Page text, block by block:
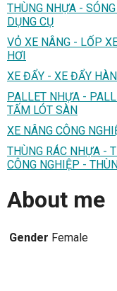
THÙNG NHỰA -
DỤNG CỤ
VỎ XE NÂNG - LỐP
HƠI
XE ĐẨY - XE ĐẨY
PALLET NHỰA -
TẤM LÓT SÀN
XE NÂNG CÔNG
THÙNG RÁC NHỰA -
CÔNG NGHIỆP -
About me
Gender Female